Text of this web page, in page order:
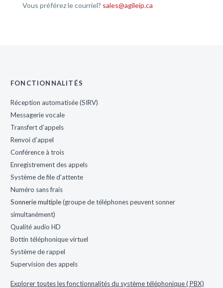
Vous préférez le courriel? sales@agileip.ca
FONCTIONNALITÉS
Réception automatisée (SIRV)
Messagerie vocale
Transfert d’appels
Renvoi d’appel
Conférence à trois
Enregistrement des appels
Système de file d’attente
Numéro sans frais
Sonnerie multiple(groupe de téléphones peuvent sonner
simultanément)
Qualité audio HD
Bottin téléphonique virtuel
Système de rappel
Supervision des appels
Explorer toutes les fonctionnalités du système téléphonique ( PBX)